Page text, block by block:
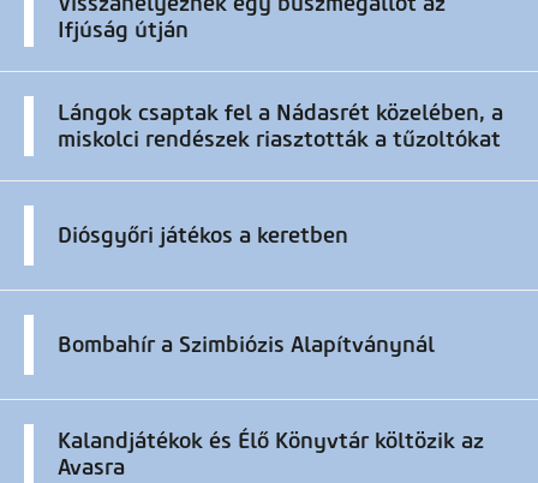
Ifjúság útján
Lángok csaptak fel a Nádasrét közelében, a
miskolci rendészek riasztották a tűzoltókat
Diósgyőri játékos a keretben
Bombahír a Szimbiózis Alapítványnál
Kalandjátékok és Élő Könyvtár költözik az
Avasra